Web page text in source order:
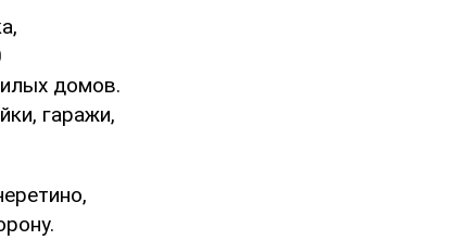
домов.
гаражи,